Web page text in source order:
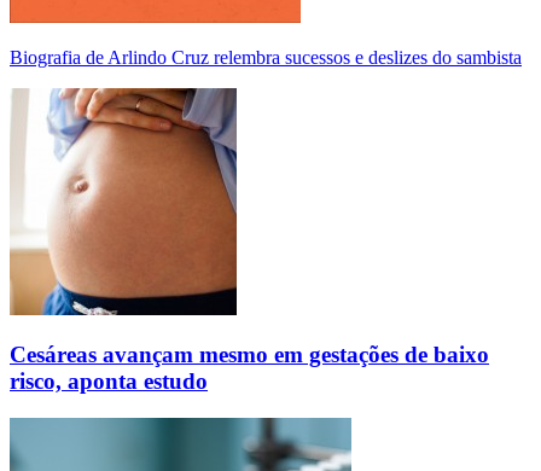
Biografia de Arlindo Cruz relembra sucessos e deslizes do sambista
Cesáreas avançam mesmo em gestações de baixo
risco, aponta estudo